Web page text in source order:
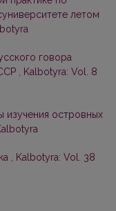
летом
говора
Kalbotyra: Vol. 8
изучения островных
Kalbotyra: Vol. 38